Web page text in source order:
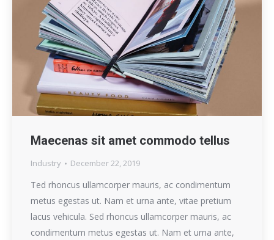
Maecenas sit amet commodo tellus
Industry December 22, 2019
Ted rhoncus ullamcorper mauris, ac condimentum
metus egestas ut. Nam et urna ante, vitae pretium
lacus vehicula. Sed rhoncus ullamcorper mauris, ac
condimentum metus egestas ut. Nam et urna ante,